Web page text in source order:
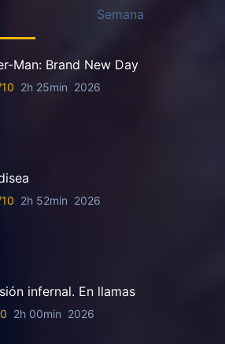
Semana
Man: Brand New Day
2h 25min 2026
2h 52min 2026
infernal. En llamas
2h 00min 2026